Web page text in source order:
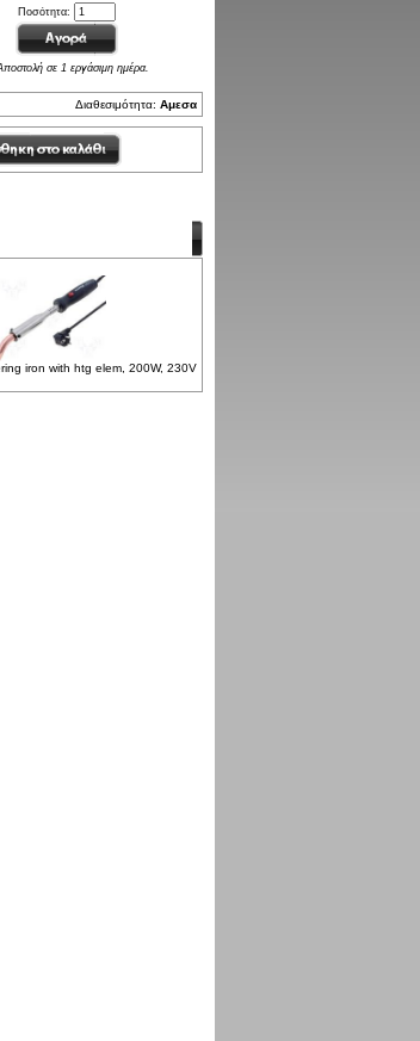
Ποσότητα:
σε 1 εργάσιμη ημέρα.
Διαθεσιμότητα: Αμεσα
iron with htg elem, 200W, 230V